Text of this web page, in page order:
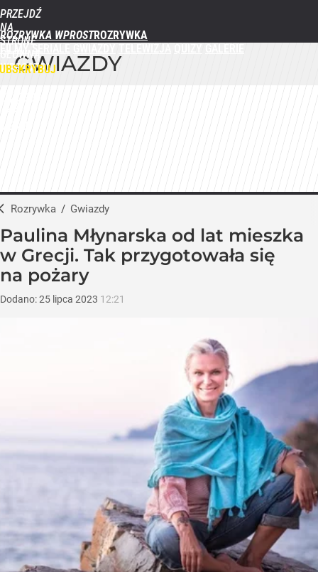
PRZEJDŹ
NA
STRONĘ
GŁÓWNĄ
WPROST.PL
ROZRYWKA WPROST
GWIAZDY
Rozrywka / Gwiazdy
Paulina Młynarska od lat mieszka
w Grecji. Tak przygotowała się
na pożary
Dodano:25 lipca 2023 12:21